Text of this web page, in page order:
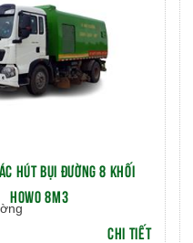
HÚT BỤI ĐƯỜNG 8 KHỐI
HOWO 8M3
CHI TIẾT